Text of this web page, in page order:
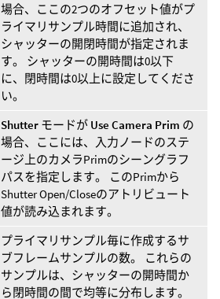
場合、ここの2つのオフセット値がプ
ライマリサンプル時間に追加され、
シャッターの開閉時間が指定されま
す。 シャッターの開時間は0以下
に、閉時間は0以上に設定してくださ
い。
Shutter モードが Use Camera Prim の
場合、ここには、入力ノードのステ
ージ上のカメラPrimのシーングラフ
パスを指定します。 このPrimから
Shutter Open/Closeのアトリビュート
値が読み込まれます。
プライマリサンプル毎に作成するサ
ブフレームサンプルの数。 これらの
サンプルは、シャッターの開時間か
ら閉時間の間で均等に分布します。